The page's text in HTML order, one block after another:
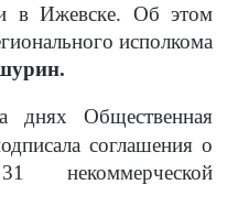
в Ижевске. Об этом
исполкома
днях Общественная
соглашения о
некоммерческой